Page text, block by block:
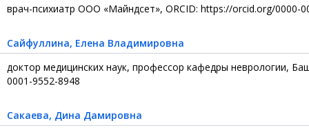
врач-психиатр ООО «Майндсет», ORCID: https://orcid.org/0000-
Сайфуллина, Елена Владимировна
доктор медицинских наук, профессор кафедры неврологии,
0001-9552-8948
Сакаева, Дина Дамировна